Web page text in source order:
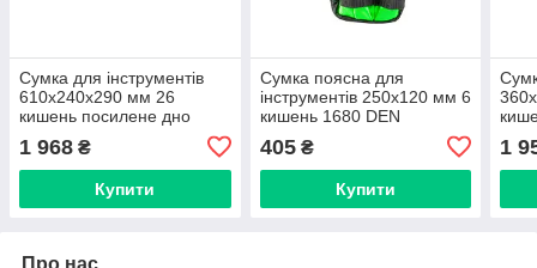
Сумка для інструментів
610х240х290 мм 26
кишень посилене дно
DEN
1 968 ₴
Купити
Сумка поясна для
інструментів 250х120 мм 6
кишень 1680 DEN
405₴
Купити
DEN
1
Про нас